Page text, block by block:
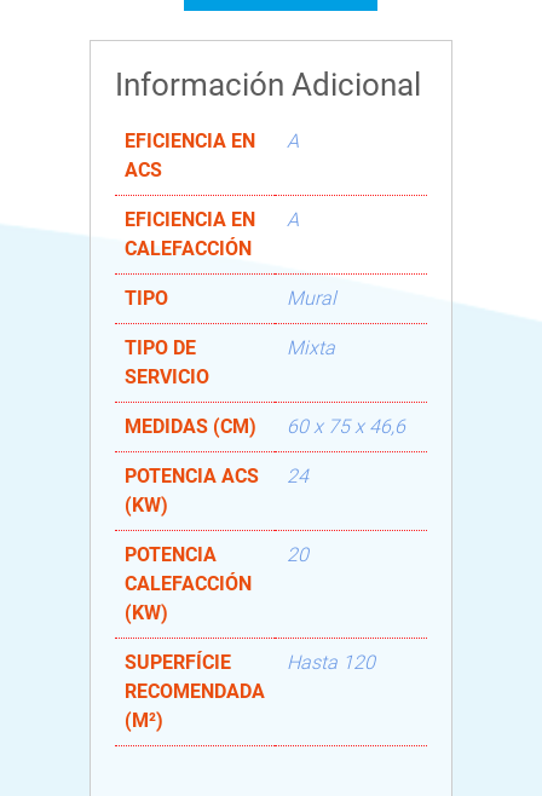
Información Adicional
EFICIENCIA EN
ACS
A
EFICIENCIA EN
CALEFACCIÓN
A
TIPO Mural
TIPO DE
SERVICIO
Mixta
MEDIDAS (CM) 60 x 75 x 46,6
POTENCIA ACS
(KW)
24
POTENCIA
CALEFACCIÓN
(KW)
20
SUPERFÍCIE
RECOMENDADA
(M²)
Hasta 120